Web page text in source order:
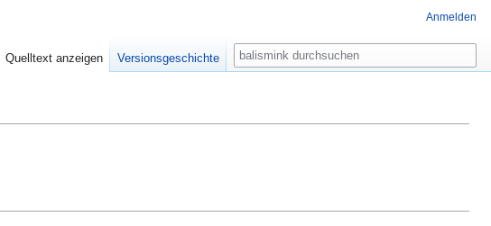
Anmelden
Quelltext anzeigen Versionsgeschichte
Suche